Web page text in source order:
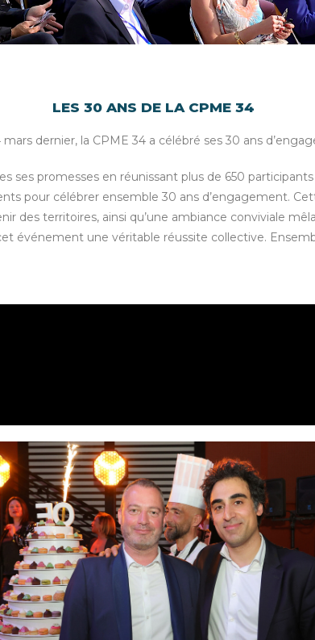
ANNÉE,
humain de l'Hérault qui écoute et
LES 30 ANS DE LA CPME 34
mars dernier, la CPME 34 a célébré ses 30 ans
ses promesses en réunissant plus de 650
pour célébrer ensemble 30 ans d’engagement.
des territoires, ainsi qu’une ambiance conviviale
événement une véritable réussite collective.